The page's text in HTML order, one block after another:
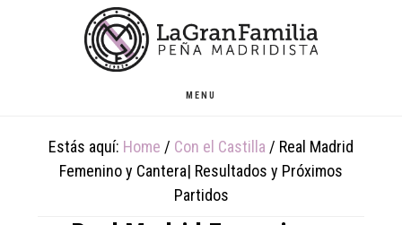
MENU
Estás aquí: Home / Con el Castilla / Real Madrid
Femenino y Cantera| Resultados y Próximos
Partidos